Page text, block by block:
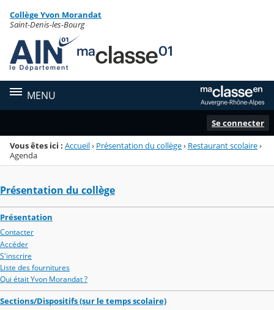
Menu de la rubrique
Contenu
Collège Yvon Morandat
Saint-Denis-les-Bourg
MENU
Se connecter
Vous êtes ici : Accueil› Présentation du collège› Restaurant scolaire›
Agenda
Présentation du collège
Présentation
Contacter
Accéder
S'inscrire
Liste des fournitures
Qui était Yvon Morandat ?
Sections/Dispositifs (sur le temps scolaire)